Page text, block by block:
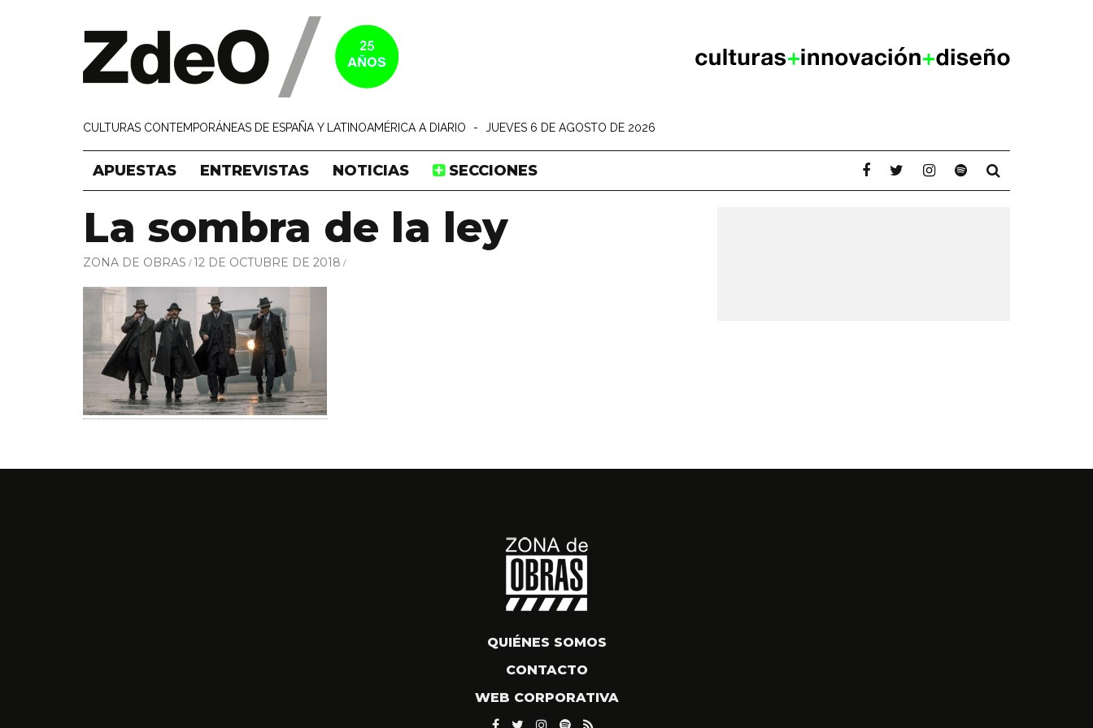
CULTURAS CONTEMPORÁNEAS DE ESPAÑA Y LATINOAMÉRICA A DIARIO - JUEVES 6 DE AGOSTO DE 2026
APUESTAS ENTREVISTAS NOTICIAS SECCIONES
La sombra de la ley
ZONA DE OBRAS 12 DE OCTUBRE DE 2018
QUIÉNES SOMOS
CONTACTO
WEB CORPORATIVA